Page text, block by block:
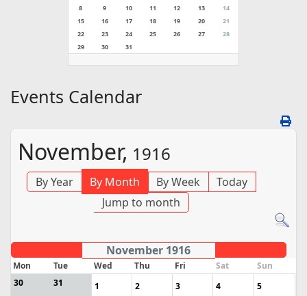
8
9 10 11 12 13
14
15
16 17 18 19 20
21
22
23 24 25 26 27
28
29
30 31
Events Calendar
November, 1916
By Year By Month By Week
Today
Jump to month
November 1916
Mon Tue Wed Thu Fri Sat
Sun
30
31 1 2 3 4 5